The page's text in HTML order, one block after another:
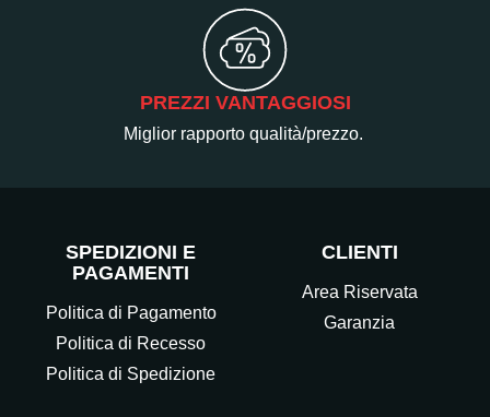
PREZZI VANTAGGIOSI
Miglior rapporto qualità/prezzo.
SPEDIZIONI E
PAGAMENTI
Politica di Pagamento
Politica di Recesso
Politica di Spedizione
CLIENTI
Area Riservata
Garanzia